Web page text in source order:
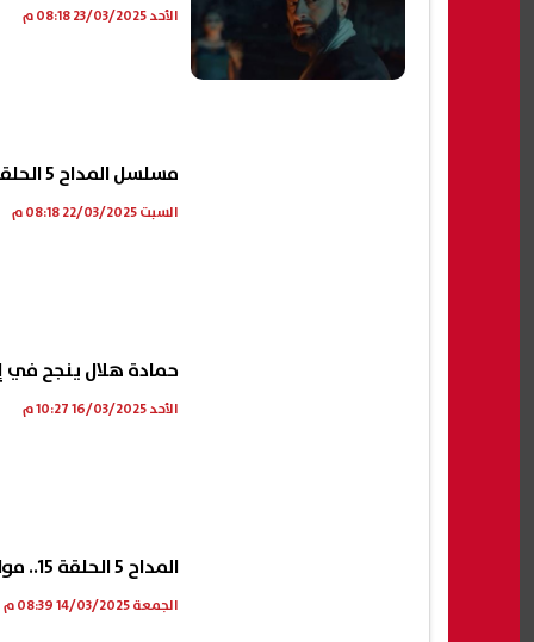
الأحد 23/03/2025 08:18 م
مسلسل المداح 5 الحلقة 23.. حمادة هلال يقضي على الوباء
السبت 22/03/2025 08:18 م
حمادة هلال ينجح في إيقاف
الأحد 16/03/2025 10:27 م
المداح 5 الحلقة 15.. مواجهة حمادة هلال لفحيح تتصدر التريند
الجمعة 14/03/2025 08:39 م